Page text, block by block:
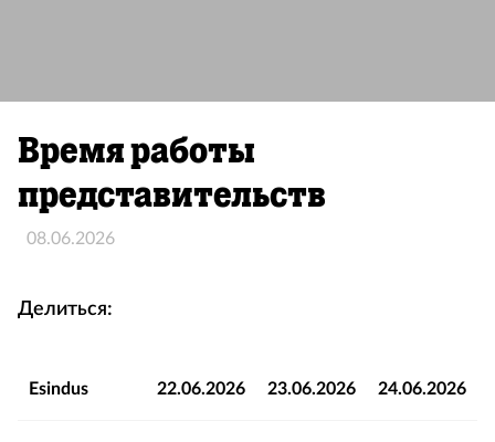
Время работы
представительств
08.06.2026
Делиться:
Esindus 22.06.2026 23.06.2026 24.06.2026